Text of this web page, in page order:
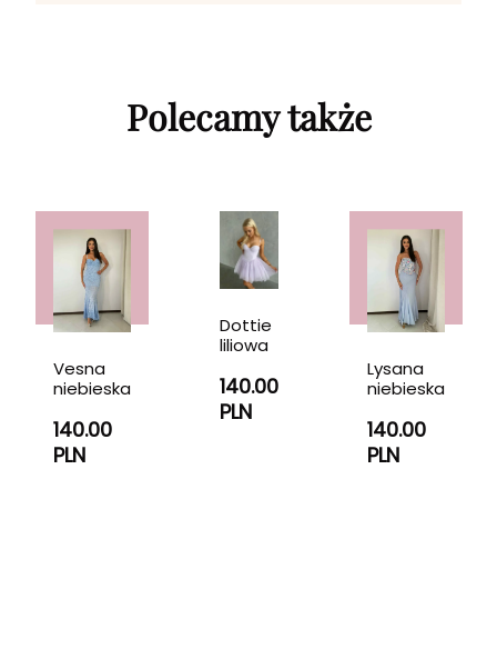
Polecamy także
Vesna
niebieska
140.00
PLN
Dottie
liliowa
140.00
PLN
Lysana
niebieska
140.00
PLN